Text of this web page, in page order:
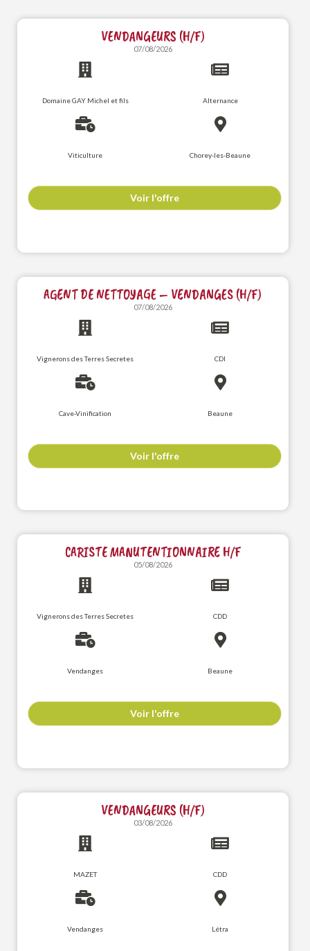
VENDANGEURS (H/F)
07/08/2026
Domaine GAY Michel et fils Alternance
Viticulture Chorey-les-Beaune
Voir l'offre
AGENT DE NETTOYAGE – VENDANGES (H/F)
07/08/2026
Vignerons des Terres Secretes CDI
Cave-Vinification Beaune
Voir l'offre
CARISTE MANUTENTIONNAIRE H/F
05/08/2026
Vignerons des Terres Secretes CDD
Vendanges Beaune
Voir l'offre
VENDANGEURS (H/F)
03/08/2026
MAZET CDD
Vendanges Létra